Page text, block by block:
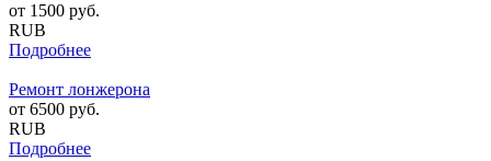
от 1500 руб.
RUB
Подробнее
Ремонт лонжерона
от 6500 руб.
RUB
Подробнее